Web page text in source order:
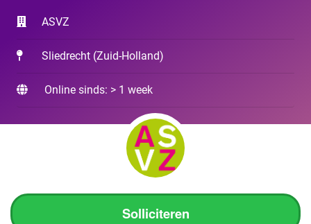
ASVZ
Sliedrecht (Zuid-Holland)
Online sinds: > 1 week
Solliciteren